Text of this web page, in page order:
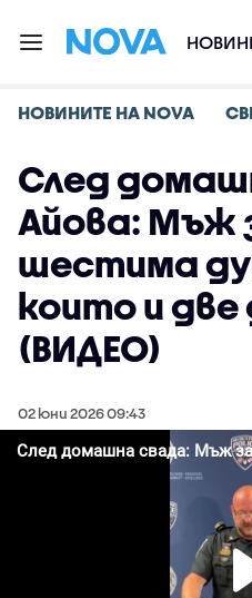
НОВИНИТЕ НА NOVA
След
Айова: Мъж
шестима
които и две
(ВИДЕО)
02 юни 2026 09:43